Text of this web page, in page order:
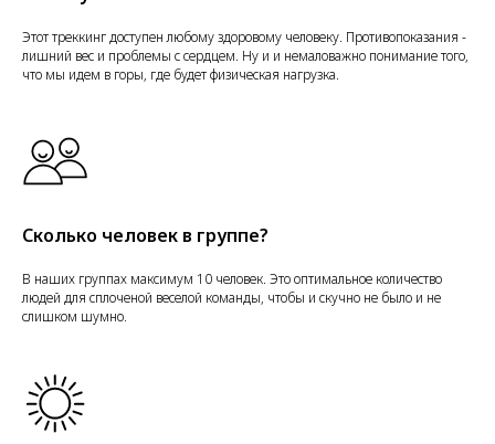
Этот треккинг доступен любому здоровому человеку. Противопоказания -
лишний вес и проблемы с сердцем. Ну и и немаловажно понимание того,
что мы идем в горы, где будет физическая нагрузка.
Сколько человек в группе?
В наших группах максимум 10 человек. Это оптимальное количество
людей для сплоченой веселой команды, чтобы и скучно не было и не
слишком шумно.